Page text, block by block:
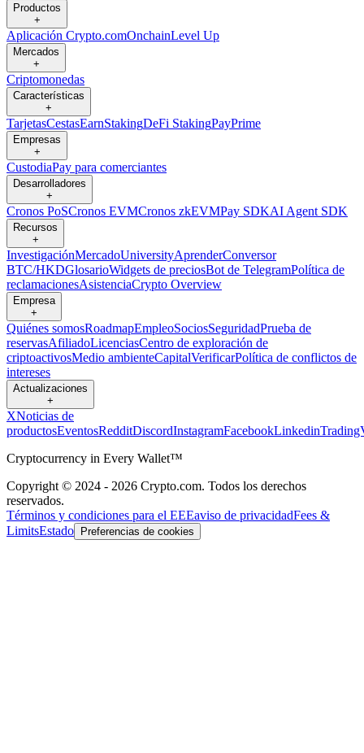
Productos
+
Aplicación Crypto.comOnchainLevel Up
Mercados
+
Criptomonedas
Características
+
TarjetasCestasEarnStakingDeFi StakingPayPrime
Empresas
+
CustodiaPay para comerciantes
Desarrolladores
+
Cronos PoSCronos EVMCronos zkEVMPay SDKAI Agent SDK
Recursos
+
InvestigaciónMercadoUniversityAprenderConversor
BTC/HKDGlosarioWidgets de preciosBot de TelegramPolítica de
reclamacionesAsistenciaCrypto Overview
Empresa
+
Quiénes somosRoadmapEmpleoSociosSeguridadPrueba de
reservasAfiliadoLicenciasCentro de exploración de
criptoactivosMedio ambienteCapitalVerificarPolítica de conflictos de
intereses
Actualizaciones
+
XNoticias de
productosEventosRedditDiscordInstagramFacebookLinkedin
Cryptocurrency in Every Wallet™
Copyright © 2024 - 2026 Crypto.com. Todos los derechos
reservados.
Términos y condiciones para el EEEaviso de privacidadFees &
LimitsEstado Preferencias de cookies